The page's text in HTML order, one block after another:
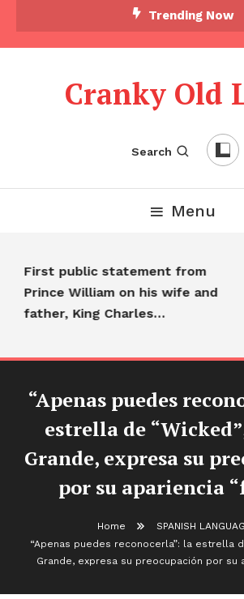
Trending Now
Cranky Old
Search
Menu
First public statement from
Prince William on his wife and
father, King Charles…
“Apenas puedes
estrella de
Grande, expresa su
por su apariencia
Home
SPANISH
“Apenas puedes reconocerla”: la estrella
Grande, expresa su preocupación por su